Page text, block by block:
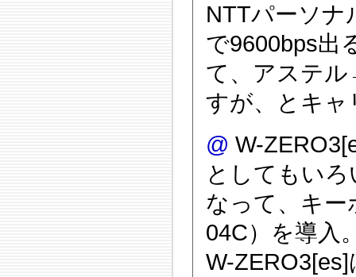
NTTパーソナ
で9600bps出
て、アステ
すが、とキャ
@ W-
としてもい
なって、キー
04C）を導入
W-